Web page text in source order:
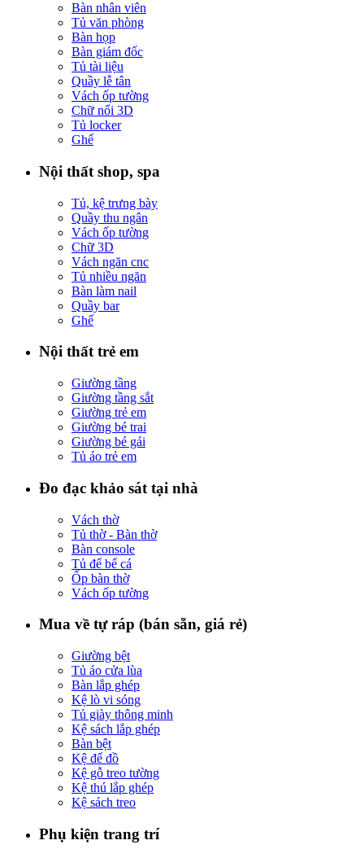
Bàn nhân viên
Tủ văn phòng
Bàn họp
Bàn giám đốc
Tủ tài liệu
Quầy lễ tân
Vách ốp tường
Chữ nổi 3D
Tủ locker
Ghế
Nội thất shop, spa
Tủ, kệ trưng bày
Quầy thu ngân
Vách ốp tường
Chữ 3D
Vách ngăn cnc
Tủ nhiều ngăn
Bàn làm nail
Quầy bar
Ghế
Nội thất trẻ em
Giường tầng
Giường tầng sắt
Giường trẻ em
Giường bé trai
Giường bé gái
Tủ áo trẻ em
Đo đạc khảo sát tại nhà
Vách thờ
Tủ thờ - Bàn thờ
Bàn console
Tủ để bể cá
Ốp bàn thờ
Vách ốp tường
Mua về tự ráp (bán sẵn, giá rẻ)
Giường bệt
Tủ áo cửa lùa
Bàn lắp ghép
Kệ lò vi sóng
Tủ giày thông minh
Kệ sách lắp ghép
Bàn bệt
Kệ để đồ
Kệ gỗ treo tường
Kệ thú lắp ghép
Kệ sách treo
Phụ kiện trang trí